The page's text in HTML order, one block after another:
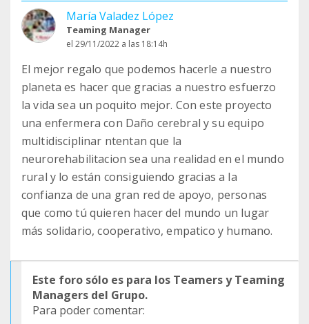
María Valadez López
Teaming Manager
el 29/11/2022 a las 18:14h
El mejor regalo que podemos hacerle a nuestro
planeta es hacer que gracias a nuestro esfuerzo
la vida sea un poquito mejor. Con este proyecto
una enfermera con Daño cerebral y su equipo
multidisciplinar ntentan que la
neurorehabilitacion sea una realidad en el mundo
rural y lo están consiguiendo gracias a la
confianza de una gran red de apoyo, personas
que como tú quieren hacer del mundo un lugar
más solidario, cooperativo, empatico y humano.
Este foro sólo es para los Teamers y Teaming
Managers del Grupo.
Para poder comentar: